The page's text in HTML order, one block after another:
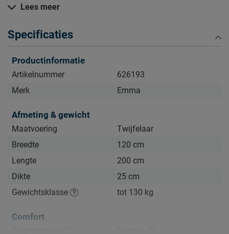
Extra hoge kwaliteit waardoor het langer meegaat
Zo blijft Matras Emma Original Classic lang mooi (en
Kijk bij het kopje ‘Goed om te weten’ om alle tips & tricks te
zien.
Lees meer
Specificaties
Productinformatie
Artikelnummer
626193
Merk
Emma
Afmeting & gewicht
Maatvoering
Twijfelaar
Breedte
120 cm
Lengte
200 cm
Dikte
25 cm
Gewichtsklasse
tot 130 kg
Comfort